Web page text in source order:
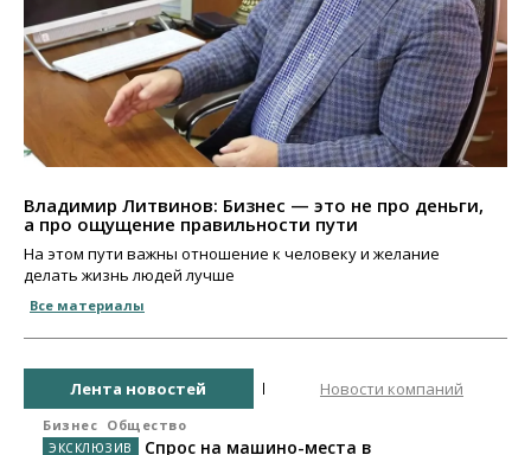
Владимир Литвинов: Бизнес — это не про деньги,
а про ощущение правильности пути
На этом пути важны отношение к человеку и желание
делать жизнь людей лучше
Все материалы
Лента новостей Новости компаний
Бизнес Общество
Спрос на машино-места в